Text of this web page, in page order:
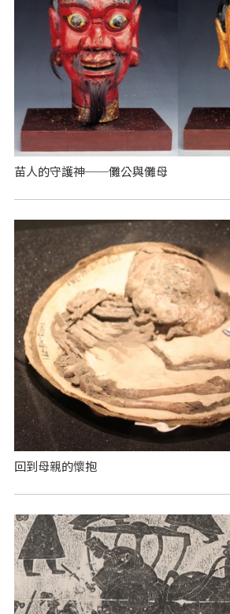
苗人的守護神──儺公與儺母
回到母親的懷抱